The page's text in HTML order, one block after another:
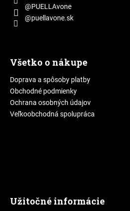
@PUELLAvone
@puellavone.sk
Všetko o nákupe
Doprava a spôsoby platby
Obchodné podmienky
Ochrana osobných údajov
Veľkoobchodná spolupráca
Užitočné informácie